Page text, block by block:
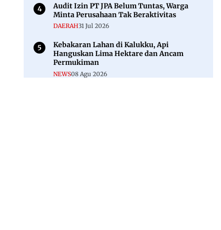
Audit Izin PT JPA Belum Tuntas, Warga
Minta Perusahaan Tak Beraktivitas
DAERAH31 Jul 2026
Kebakaran Lahan di Kalukku, Api
Hanguskan Lima Hektare dan Ancam
Permukiman
NEWS08 Agu 2026